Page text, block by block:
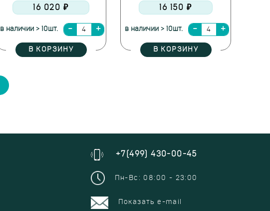
16 020 ₽
в наличии > 10шт.
В КОРЗИНУ
16 150 ₽
в наличии > 10шт.
В КОРЗИНУ
+7(499) 430-00-45
Пн-Вс: 08:00 - 23:00
Показать e-mail